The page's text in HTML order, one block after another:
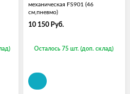
механическая FS901 (46
см,пневмо)
10 150 Руб.
Осталось 75 шт. (доп. склад)